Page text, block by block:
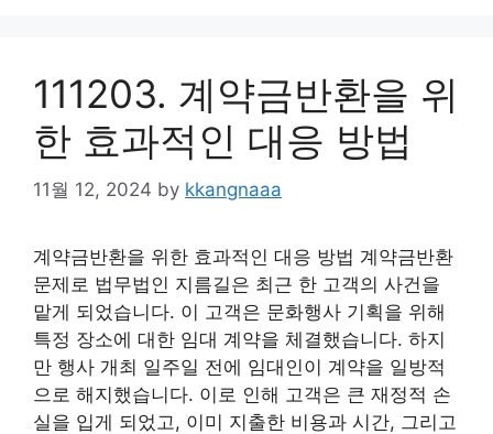
111203. 계약금반환을 위
한 효과적인 대응 방법
11월 12, 2024 by kkangnaaa
계약금반환을 위한 효과적인 대응 방법 계약금반환
문제로 법무법인 지름길은 최근 한 고객의 사건을
맡게 되었습니다. 이 고객은 문화행사 기획을 위해
특정 장소에 대한 임대 계약을 체결했습니다. 하지
만 행사 개최 일주일 전에 임대인이 계약을 일방적
으로 해지했습니다. 이로 인해 고객은 큰 재정적 손
실을 입게 되었고, 이미 지출한 비용과 시간, 그리고